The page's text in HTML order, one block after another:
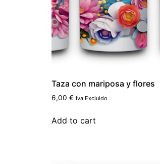
Taza con mariposa y flores
6,00 € Iva Excluido
Add to cart